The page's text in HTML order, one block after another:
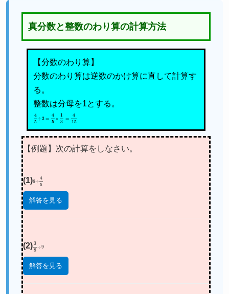
真分数と整数のわり算の計算方法
【分数のわり算】
分数のわり算は逆数のかけ算に直して計算す
る。
整数は分母を1とする。
45 3 5 3 15
【例題】次の計算をしなさい。
(1)6 45
解答を見る
(2)38 9
解答を見る